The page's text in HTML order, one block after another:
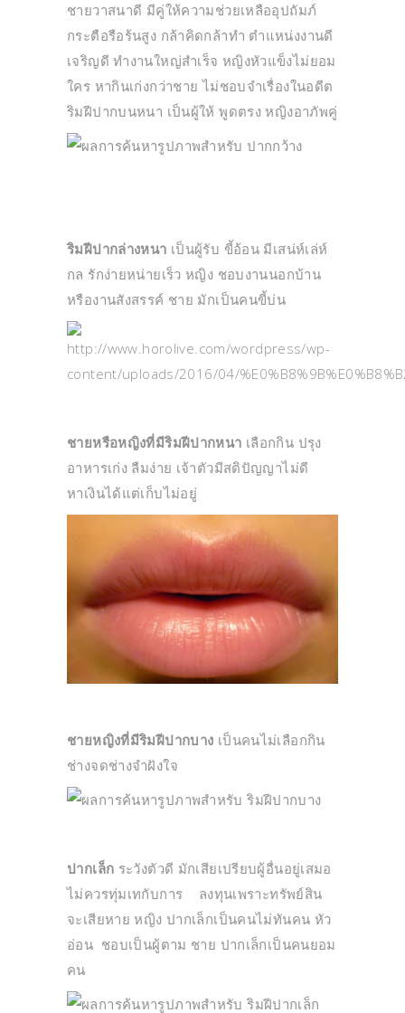
ชายวาสนาดี มีคู่ให้ความช่วยเหลืออุปถัมภ์
กระตือรือร้นสูง กล้าคิดกล้าทำ ตำแหน่งงานดี
เจริญดี ทำงานใหญ่สำเร็จ หญิงหัวแข็งไม่ยอม
ใคร หากินเก่งกว่าชาย ไม่ชอบจำเรื่องในอดีต
ริมฝีปากบนหนา เป็นผู้ให้ พูดตรง หญิงอาภัพคู่
ริมฝีปากล่างหนา เป็นผู้รับ ขี้อ้อน มีเสน่ห์เล่ห์
กล รักง่ายหน่ายเร็ว หญิง ชอบงานนอกบ้าน
หรืองานสังสรรค์ ชาย มักเป็นคนขี้บ่น
ชายหรือหญิงที่มีริมฝีปากหนา เลือกกิน ปรุง
อาหารเก่ง ลืมง่าย เจ้าตัวมีสติปัญญาไม่ดี
หาเงินได้แต่เก็บไม่อยู่
ชายหญิงที่มีริมฝีปากบาง เป็นคนไม่เลือกกิน
ช่างจดช่างจำฝังใจ
ปากเล็ก ระวังตัวดี มักเสียเปรียบผู้อื่นอยู่เสมอ
ไม่ควรทุ่มเทกับการ ลงทุนเพราะทรัพย์สิน
จะเสียหาย หญิง ปากเล็กเป็นคนไม่ทันคน หัว
อ่อน ชอบเป็นผู้ตาม ชาย ปากเล็กเป็นคนยอม
คน